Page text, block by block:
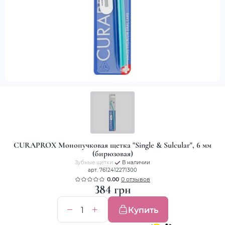
CURAPROX Монопучковая щетка "Single & Sulcular", 6 мм
(бирюзовая)
Зубные щетки
В наличии
арт. 7612412271300
0.00 0 отзывов
384 грн
Купить